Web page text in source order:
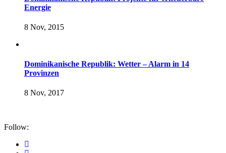
Energie
8 Nov, 2015
Dominikanische Republik: Wetter – Alarm in 14
Provinzen
8 Nov, 2017
Follow: